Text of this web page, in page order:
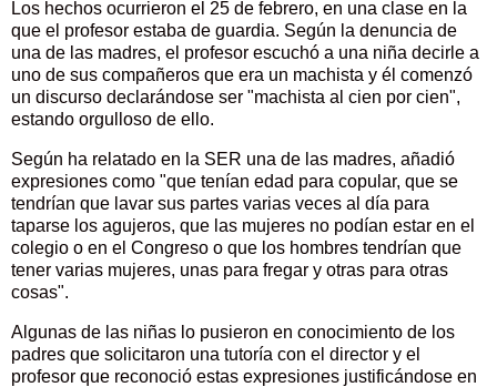
Los hechos ocurrieron el 25 de febrero, en una clase en la
que el profesor estaba de guardia. Según la denuncia de
una de las madres, el profesor escuchó a una niña decirle a
uno de sus compañeros que era un machista y él comenzó
un discurso declarándose ser "machista al cien por cien",
estando orgulloso de ello.
Según ha relatado en la SER una de las madres, añadió
expresiones como "que tenían edad para copular, que se
tendrían que lavar sus partes varias veces al día para
taparse los agujeros, que las mujeres no podían estar en el
colegio o en el Congreso o que los hombres tendrían que
tener varias mujeres, unas para fregar y otras para otras
cosas".
Algunas de las niñas lo pusieron en conocimiento de los
padres que solicitaron una tutoría con el director y el
profesor que reconoció estas expresiones justificándose en